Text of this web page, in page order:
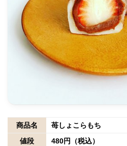
商品名
苺しょこらもち
値段
480円（税込）